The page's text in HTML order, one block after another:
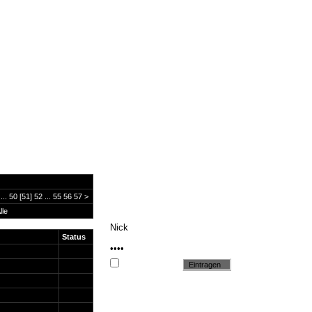
50 [51] 52 55 56 57 >
Status